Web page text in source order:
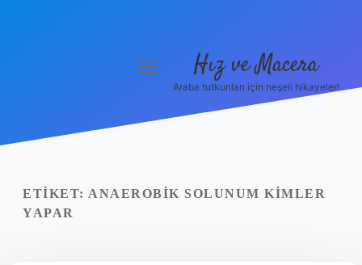
Yasal Uyarı
menüyü
Hız ve Macera
Araba tutkunları için neşeli hikayeler!
ETIKET: ANAEROBIK SOLUNUM KIMLER
YAPAR